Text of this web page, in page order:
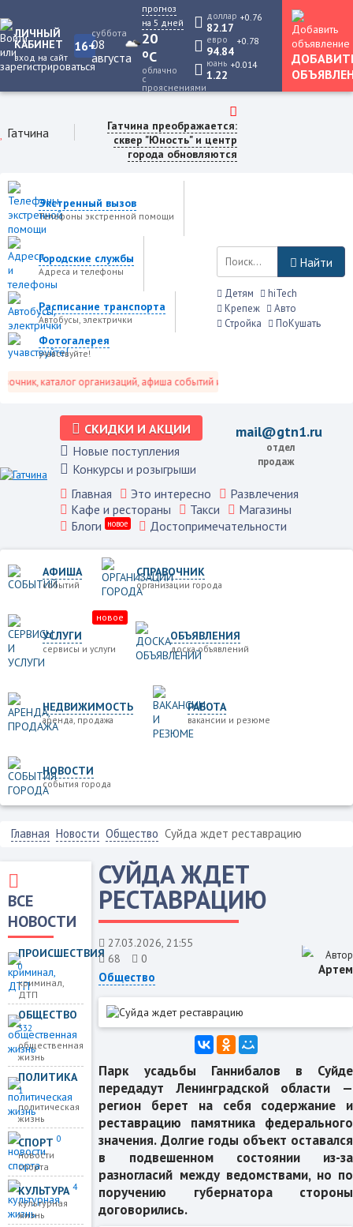
ЛИЧНЫЙ
КАБИНЕТ
вход на сайт
16+
суббота
08
августа
прогноз
на 5 дней
20
oC
облачно
с
прояснениями
доллар
82.17
+0.76
евро
94.84
+0.78
юань
1.22
+0.014
Гатчина
Гатчина преображается:
сквер "Юность" и центр
города обновляются
Экстренный вызов
Телефоны экстренной помощи
Городские службы
Адреса и телефоны
Расписание транспорта
Автобусы, электрички
Фотогалерея
учавствуйте!
каталог организаций, афиша событий и не только это.
Найти
Детям
hiTech
Крепеж
Авто
Стройка
ПоКушать
СКИДКИ И АКЦИИ
Новые поступления
Конкурсы и розыгрыши
mail@gtn1.ru
отдел
продаж
Главная Это интересно
Развлечения
Кафе и рестораны
Такси
Магазины
Блоги
новое Достопримечательности
АФИША
событий
СПРАВОЧНИК
организации города
УСЛУГИ
сервисы и услуги
новое
ОБЪЯВЛЕНИЯ
доска объявлений
НЕДВИЖИМОСТЬ
аренда, продажа
РАБОТА
вакансии и резюме
НОВОСТИ
события города
Главная Новости Общество Суйда ждет реставрацию
ВСЕ
НОВОСТИ
ПРОИСШЕСТВИЯ
0
криминал,
ДТП
ОБЩЕСТВО
332
общественная
жизнь
ПОЛИТИКА
1
политическая
жизнь
СПОРТ0
новости
спорта
КУЛЬТУРА4
культурная
жизнь
СУЙДА ЖДЕТ
РЕСТАВРАЦИЮ
27.03.2026, 21:55
68
0
Общество
Автор
Артем
Парк усадьбы Ганнибалов в Суйде
передадут Ленинградской области —
регион берет на себя содержание и
реставрацию памятника федерального
значения. Долгие годы объект оставался
в подвешенном состоянии из-за
разногласий между ведомствами, но по
поручению губернатора стороны
договорились.